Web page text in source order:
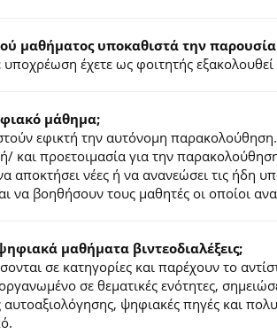
μαθήματος υποκαθιστά την
έχετε ως φοιτητής εξακολουθεί
μάθημα;
εφικτή την αυτόνομη
και προετοιμασία για την
να αποκτήσει νέες ή να ανανεώσει τις
να βοηθήσουν τους μαθητές οι οποίοι
μαθήματα βιντεοδιαλέξεις;
σε κατηγορίες και παρέχουν το
οργανωμένο σε θεματικές ενότητες,
αυτοαξιολόγησης, ψηφιακές πηγές και